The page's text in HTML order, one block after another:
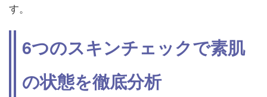
す。
6つのスキンチェックで素肌
の状態を徹底分析